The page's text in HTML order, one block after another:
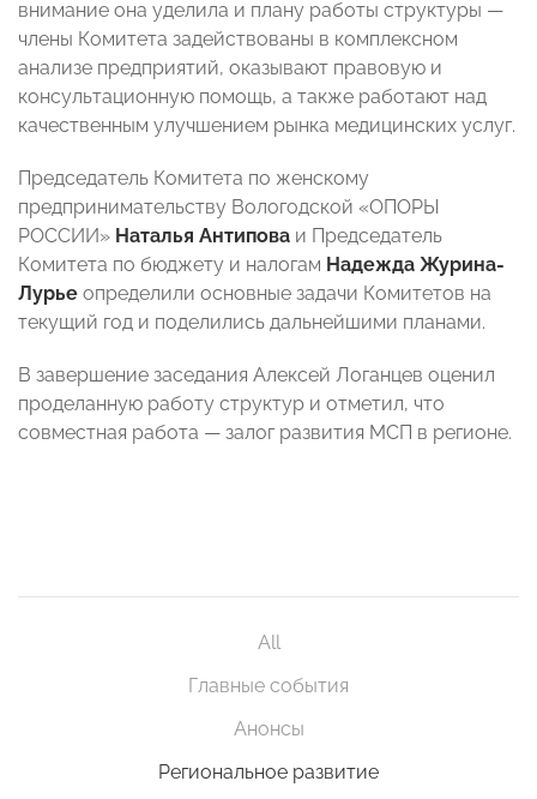
внимание она уделила и плану работы структуры —
члены Комитета задействованы в комплексном
анализе предприятий, оказывают правовую и
консультационную помощь, а также работают над
качественным улучшением рынка медицинских услуг.
Председатель Комитета по женскому
предпринимательству Вологодской «ОПОРЫ
РОССИИ» Наталья Антипова и Председатель
Комитета по бюджету и налогам Надежда Журина-
Лурье определили основные задачи Комитетов на
текущий год и поделились дальнейшими планами.
В завершение заседания Алексей Логанцев оценил
проделанную работу структур и отметил, что
совместная работа — залог развития МСП в регионе.
All
Главные события
Анонсы
Региональное развитие